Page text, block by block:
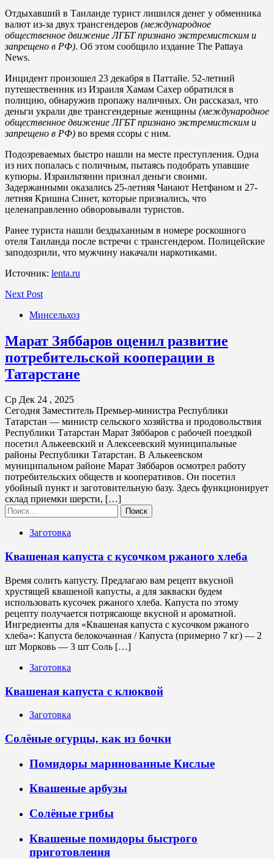
Отдыхавший в Таиланде турист лишился денег у обменника
валют из-за двух трансгендеров (международное
общественное движение ЛГБТ признано экстремистским и
запрещено в РФ). Об этом сообщило издание The Pattaya
News.
Инцидент произошел 23 декабря в Паттайе. 52-летний
путешественник из Израиля Хамам Сахер обратился в
полицию, обнаружив пропажу наличных. Он рассказал, что
деньги украли две трансгендерные женщины (международное
общественное движение ЛГБТ признано экстремистским и
запрещено в РФ) во время ссоры с ним.
Подозреваемых быстро нашли на месте преступления. Одна
из них попалась с поличным, пытаясь подобрать упавшие
купюры. Израильтянин признал деньги своими.
Задержанными оказались 25-летняя Чанают Нетфаном и 27-
летняя Кришна Синет, которые признались, что
целенаправленно обворовывали туристов.
Ранее туриста нашли бездыханным в номере роскошного
отеля Таиланда после встречи с трансгендером. Полицейские
заподозрили, что мужчину накачали наркотиками.
Источник: lenta.ru
Next Post
Минсельхоз
Марат Зяббаров оценил развитие
потребительской кооперации в
Татарстане
Ср Дек 24 , 2025
Сегодня Заместитель Премьер-министра Республики
Татарстан — министр сельского хозяйства и продовольствия
Республики Татарстан Марат Зяббаров с рабочей поездкой
посетил Алькеевский и Алексеевский муниципальные
районы Республики Татарстан. В Алькеевском
муниципальном районе Марат Зяббаров осмотрел работу
потребительских обществ и кооперативов. Он посетил
убойный пункт и заготовительную базу. Здесь функционирует
склад приемки шерсти, […]
Найти:
Заготовка
Квашеная капуста с кусочком ржаного хлеба
Время солить капусту. Предлагаю вам рецепт вкусной
хрустящей квашеной капусты, а для закваски будем
использовать кусочек ржаного хлеба. Капуста по этому
рецепту получается потрясающе вкусной и ароматной.
Ингредиенты для «Квашеная капуста с кусочком ржаного
хлеба»: Капуста белокочанная / Капустa (примерно 7 кг) — 2
шт Морковь — 3 шт Соль […]
Заготовка
Квашеная капуста с клюквой
Заготовка
Солёные огурцы, как из бочки
Помидоры маринованные Кислые
Квашеные арбузы
Солёные грибы
Квашеные помидоры быстрого
приготовления